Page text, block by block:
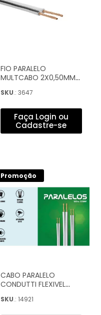
FIO PARALELO
MULTCABO 2X0,50MM
PRETA (100M) -
SKU.: 3647
Faça Login ou
Cadastre-se
Promoção
CABO PARALELO
CONDUTTI FLEXIVEL
RELEVO BRANCO 2X18
SKU.: 14921